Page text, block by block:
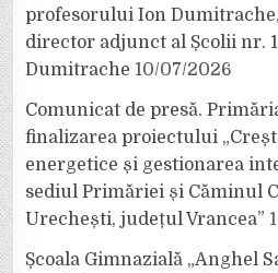
profesorului Ion
director adjunct al Școlii nr.
Dumitrache 10/07/2026
Comunicat de presă.
finalizarea proiectului
energetice și gestionarea
sediul Primăriei și Căminul
Urechești, județul Vrancea”
Școala Gimnazială „Anghel